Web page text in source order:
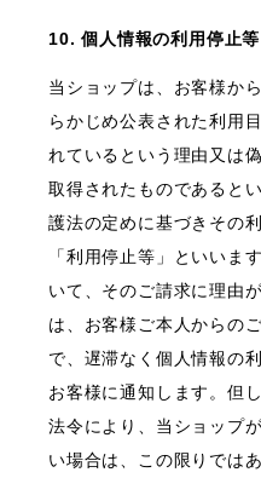
10. 個人情報の利用停止等
当ショップは、お客様か
らかじめ公表された利用
れているという理由又は
取得されたものであると
護法の定めに基づきその
「利用停止等」といいま
いて、そのご請求に理由
は、お客様ご本人からの
で、遅滞なく個人情報の
お客様に通知します。但
法令により、当ショップ
い場合は、この限りでは